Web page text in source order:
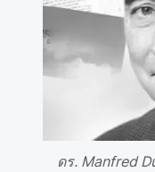
ดร. Manfred